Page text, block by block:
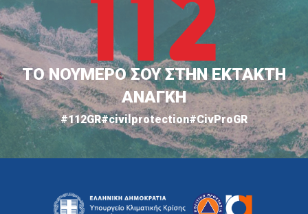
ΤΟ ΝΟΥΜΕΡΟ ΣΟΥ ΣΤΗΝ ΕΚΤΑΚΤΗ
ΑΝΑΓΚΗ
#112GR#civilprotection#CivProGR